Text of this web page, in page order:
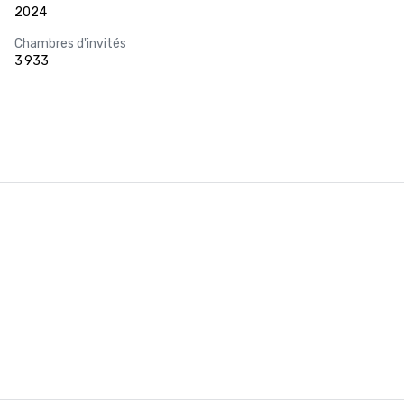
2024
Chambres d'invités
3 933